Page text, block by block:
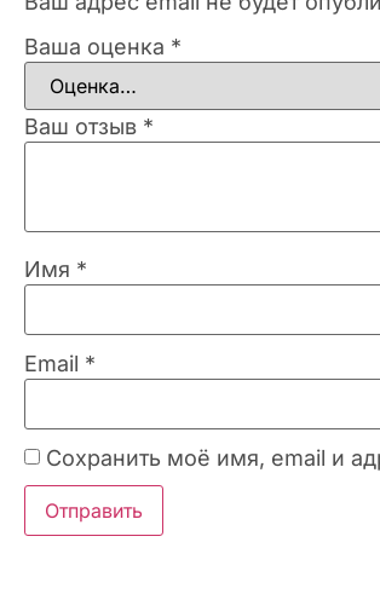
Ваша оценка *
Ваш отзыв *
Имя *
Email *
Сохранить моё имя, email и